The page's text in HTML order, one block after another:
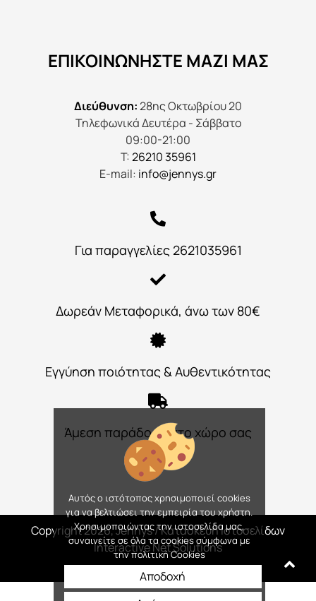
ΕΠΙΚΟΙΝΩΝΉΣΤΕ ΜΑΖΊ ΜΑΣ
Διεύθυνση:28ης Οκτωβρίου 20
Τηλεφωνικά Δευτέρα - Σάββατο
09:00-21:00
Τ:26210 35961
E-mail: info@jennys.gr
Για παραγγελίες 2621035961
Δωρεάν Μεταφορικά, άνω των 80€
Εγγύηση ποιότητας & Αυθεντικότητας
Άμεση παράδοση στο χώρο σας
Copyright 2026, Jennys/ Κατασκευή Ιστοσελίδων
Interactive Net Solutions
Αυτός ο ιστότοπος χρησιμοποιεί cookies
για να βελτιώσει την εμπειρία του χρήστη.
Χρησιμοποιώντας την ιστοσελίδα μας,
συναινείτε σε όλα τα cookies σύμφωνα με
την πολιτική Cookies
Αποδοχή